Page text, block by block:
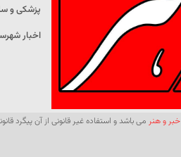
پزشکی و
اخبار
خبر و هنر می باشد و استفاده غیر قانونی از آن پیگرد